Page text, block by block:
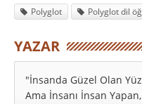
Polyglot Polyglot dil
YAZAR
"İnsanda Güzel Olan
Ama İnsanı İnsan